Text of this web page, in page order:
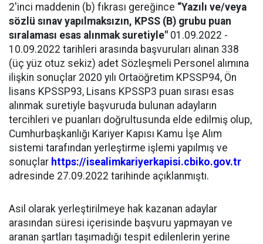
2'inci maddenin (b) fıkrası gereğince “Yazılı ve/veya
sözlü sınav yapılmaksızın, KPSS (B) grubu puan
sıralaması esas alınmak suretiyle" 01.09.2022 -
10.09.2022 tarihleri arasında başvuruları alınan 338
(üç yüz otuz sekiz) adet Sözleşmeli Personel alımına
ilişkin sonuçlar 2020 yılı Ortaöğretim KPSSP94, Ön
lisans KPSSP93, Lisans KPSSP3 puan sırası esas
alınmak suretiyle başvuruda bulunan adayların
tercihleri ve puanları doğrultusunda elde edilmiş olup,
Cumhurbaşkanlığı Kariyer Kapısı Kamu İşe Alım
sistemi tarafından yerleştirme işlemi yapılmış ve
sonuçlar https://isealimkariyerkapisi.cbiko.gov.tr
adresinde 27.09.2022 tarihinde açıklanmıştı.
Asil olarak yerleştirilmeye hak kazanan adaylar
arasından süresi içerisinde başvuru yapmayan ve
aranan şartları taşımadığı tespit edilenlerin yerine